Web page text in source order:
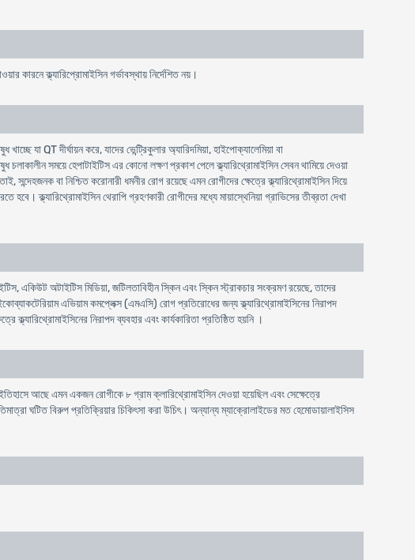
ক্ল্যারিপ্রােমাইসিন গর্ভাবস্থায় নির্দেশিত নয়।
যা QT দীর্ঘায়ন করে, যাদের ভেন্ট্রিকুলার অ্যারিদমিয়া, হাইপোক্যালেমিয়া বা
চলাকালীন সময়ে হেপাটাইটিস এর কোনো লক্ষণ প্রকাশ পেলে ক্ল্যারিথ্রোমাইসিন সেবন থামিয়ে দেওয়া
বা নিশ্চিত করোনারী ধমনীর রোগ রয়েছে এমন রোগীদের ক্ষেত্রে ক্ল্যারিথ্রোমাইসিন দিয়ে
হবে। ক্ল্যারিথ্রোমাইসিন থেরাপি গ্রহণকারী রোগীদের মধ্যে মায়াস্থেনিয়া গ্রাভিসের তীব্রতা দেখা
একিউট অটাইটিস মিডিয়া, জটিলতাবিহীন স্কিন এবং স্কিন স্ট্রাকচার সংক্রমণ রয়েছে, তাদের
এভিয়াম কমপ্লেক্স (এমএসি) রোগ প্রতিরোধের জন্য ক্ল্যারিথ্রোমাইসিনের নিরাপদ
ক্ল্যারিথ্রোমাইসিনের নিরাপদ ব্যবহার এবং কার্যকারিতা প্রতিষ্ঠিত হয়নি ।
আছে এমন একজন রােগীকে ৮ গ্রাম ক্লারিথ্রোমাইসিন দেওয়া হয়েছিল এবং সেক্ষেত্রে
ঘটিত বিরুপ প্রতিক্রিয়ার চিকিৎসা করা উচিৎ। অন্যান্য ম্যাক্রোলাইডের মত হেমােডায়ালাইসিস